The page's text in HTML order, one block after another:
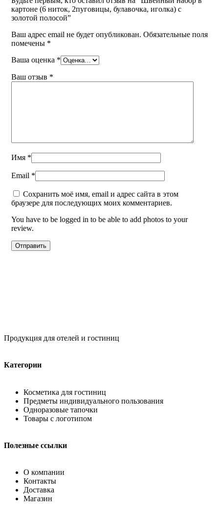
Email*
браузере для последующих моих комментариев.
review.
картоне (6 ниток, 2пуговицы, булавочка, иголка) с
золотой полосой”
Ваш адрес email не будет опубликован. Обязательные поля
помечены *
Ваша оценка *
Ваш отзыв *
Имя *
Email *
Сохранить моё имя, email и адрес сайта в этом
браузере для последующих моих комментариев.
You have to be logged in to be able to add photos to your
review.
Продукция для отелей и гостиниц
Категории
Косметика для гостиниц
Предметы индивидуального пользования
Одноразовые тапочки
Товары с логотипом
Полезные ссылки
О компании
Контакты
Доставка
Магазин